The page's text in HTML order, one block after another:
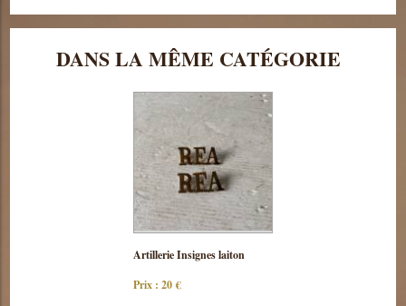
DANS LA MÊME CATÉGORIE
Consulter
cette pièce
Artillerie Insignes laiton
Prix : 20 €